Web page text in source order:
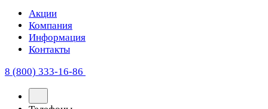
Акции
Компания
Информация
Контакты
8 (800) 333-16-86